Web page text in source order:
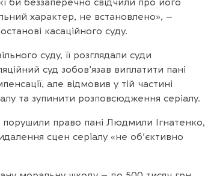
би беззаперечно свідчили про його
характер, не встановлено», –
касаційного суду.
суду, її розглядали суди
суд зобов’язав виплатити пані
але відмовив у тій частині
та зупинити розповсюдження серіалу.
порушили право пані Людмили Ігнатенко,
сцен серіалу «не об’єктивно